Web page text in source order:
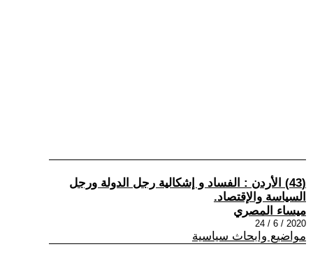
(43) الأردن : الفساد و إشكالية رجل الدولة ورجل
السياسة والإقتصاد.
ميساء المصري
2020 / 6 / 24
مواضيع وابحاث سياسية